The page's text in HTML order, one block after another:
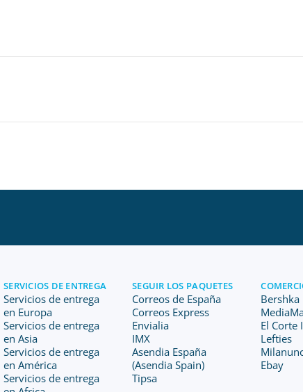
SERVICIOS DE ENTREGA
Servicios de entrega
en Europa
Servicios de entrega
en Asia
Servicios de entrega
en América
Servicios de entrega
SEGUIR LOS PAQUETES
Correos de España
Correos Express
Envialia
IMX
Asendia España
(Asendia Spain)
Tipsa
Bershka
El Corte
Lefties
Ebay